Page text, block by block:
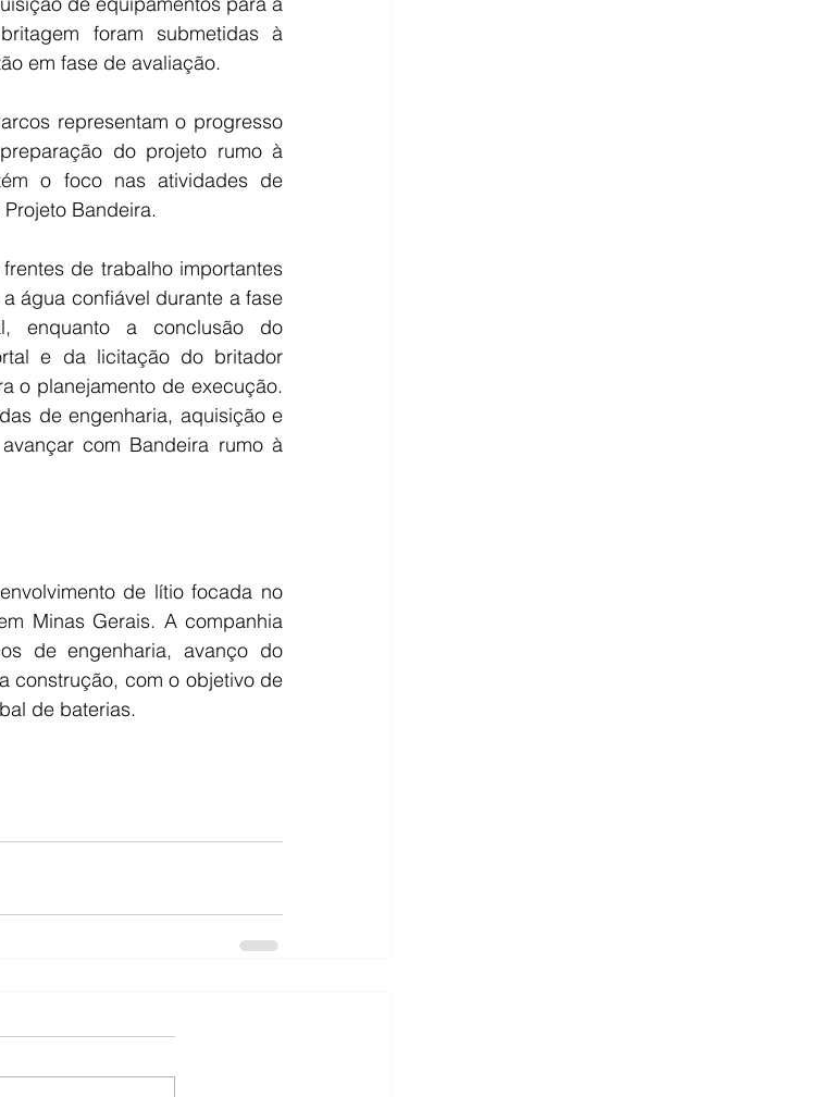
foram submetidas à
em fase de avaliação.
representam o progresso
do projeto rumo à
o foco nas atividades de
Bandeira.
de trabalho importantes
água confiável durante a fase
enquanto a conclusão do
e da licitação do britador
o planejamento de execução.
de engenharia, aquisição e
com Bandeira rumo à
de lítio focada no
Minas Gerais. A companhia
de engenharia, avanço do
construção, com o objetivo de
de baterias.